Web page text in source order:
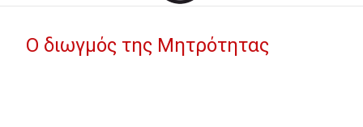
Ο διωγμός της Μητρότητας